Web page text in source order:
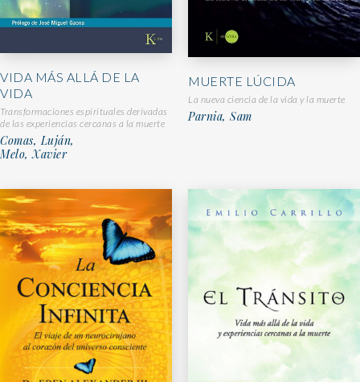
VIDA MÁS ALLÁ DE LA
VIDA
Transformaciones espirituales derivadas
de las experiencias cercanas a la muerte
Comas, Luján,
Melo, Xavier
MUERTE LÚCIDA
La nueva ciencia de la vida y la muerte
Parnia, Sam